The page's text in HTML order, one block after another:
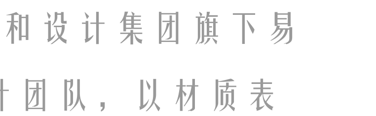
设计集团旗下易
团队，以材质表